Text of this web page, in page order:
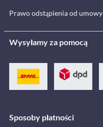
Prawo odstąpienia od umowy
Wysyłamy za pomocą
Sposoby płatności